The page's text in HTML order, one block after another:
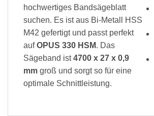
hochwertiges Bandsägeblatt
suchen. Es ist aus Bi-Metall HSS
M42 gefertigt und passt perfekt
aufOPUS 330 HSM. Das
Sägeband ist4700 x 27 x 0,9
mm groß und sorgt so für eine
optimale Schnittleistung.